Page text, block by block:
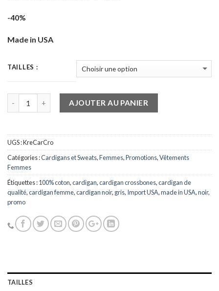
-40%
Made in USA
TAILLES :
AJOUTER AU PANIER
UGS :KreCarCro
Catégories :Cardigans et Sweats,Femmes,Promotions,Vêtements
Femmes
Étiquettes :100% coton,cardigan,cardigan crossbones,cardigan de
qualité,cardigan femme,cardigan noir, gris, Import USA,made in USA,noir,
promo
TAILLES